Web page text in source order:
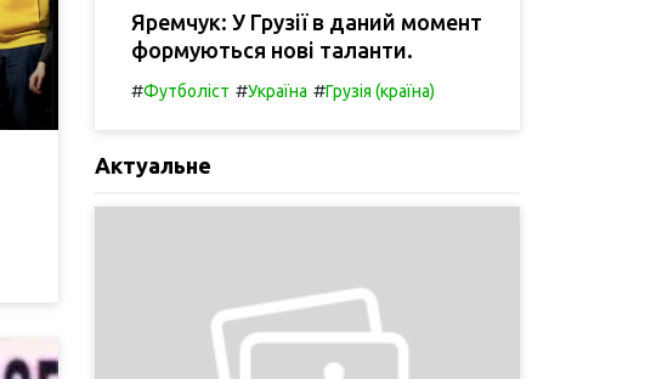
Яремчук: У Грузії в даний момент
формуються нові таланти.
#Футболіст #Україна #Грузія (країна)
Актуальне